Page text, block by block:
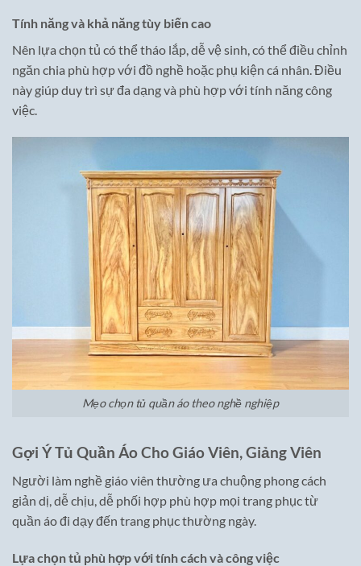
Tính năng và khả năng tùy biến cao
Nên lựa chọn tủ có thể tháo lắp, dễ vệ sinh, có thể điều chỉnh
ngăn chia phù hợp với đồ nghề hoặc phụ kiện cá nhân. Điều
này giúp duy trì sự đa dạng và phù hợp với tính năng công
việc.
Mẹo chọn tủ quần áo theo nghề nghiệp
Gợi Ý Tủ Quần Áo Cho Giáo Viên, Giảng Viên
Người làm nghề giáo viên thường ưa chuộng phong cách
giản dị, dễ chịu, dễ phối hợp phù hợp mọi trang phục từ
quần áo đi dạy đến trang phục thường ngày.
Lựa chọn tủ phù hợp với tính cách và công việc